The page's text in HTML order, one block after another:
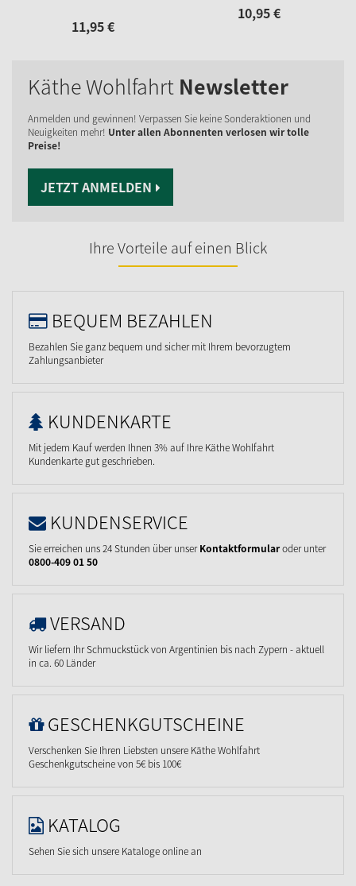
11,95€
10,95€
Käthe Wohlfahrt Newsletter
Anmelden und gewinnen! Verpassen Sie keine Sonderaktionen und
Neuigkeiten mehr! Unter allen Abonnenten verlosen wir tolle
Preise!
JETZT ANMELDEN
Ihre Vorteile auf einen Blick
BEQUEM BEZAHLEN
Bezahlen Sie ganz bequem und sicher mit Ihrem bevorzugtem
Zahlungsanbieter
KUNDENKARTE
Mit jedem Kauf werden Ihnen 3% auf Ihre Käthe Wohlfahrt
Kundenkarte gut geschrieben.
KUNDENSERVICE
Sie erreichen uns 24 Stunden über unserKontaktformularoder unter
0800-409 01 50
VERSAND
Wir liefern Ihr Schmuckstück von Argentinien bis nach Zypern - aktuell
in ca. 60 Länder
GESCHENKGUTSCHEINE
Verschenken Sie Ihren Liebsten unsere Käthe Wohlfahrt
Geschenkgutscheine von 5€ bis 100€
KATALOG
Sehen Sie sich unsere Kataloge online an